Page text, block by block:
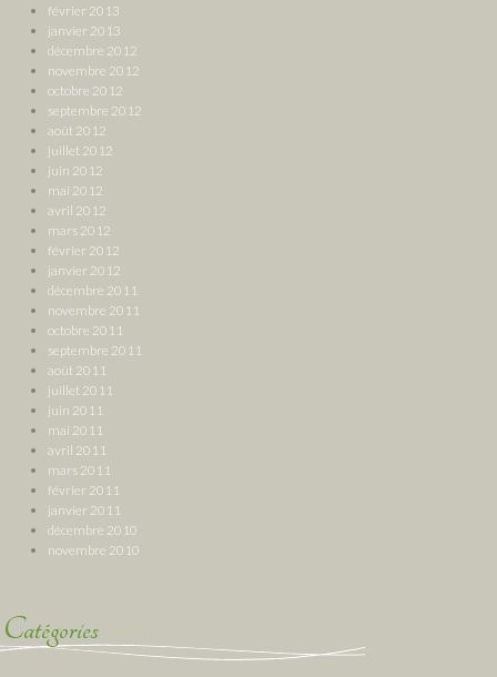
février 2013
janvier 2013
décembre 2012
novembre 2012
octobre 2012
septembre 2012
août 2012
juillet 2012
juin 2012
mai 2012
avril 2012
mars 2012
février 2012
janvier 2012
décembre 2011
novembre 2011
octobre 2011
septembre 2011
août 2011
juillet 2011
juin 2011
mai 2011
avril 2011
mars 2011
février 2011
janvier 2011
décembre 2010
novembre 2010
Catégories